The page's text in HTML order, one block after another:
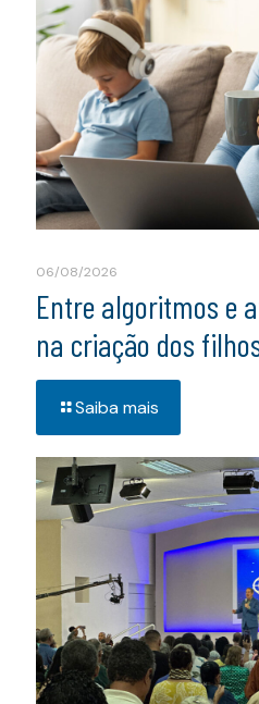
06/08/2026
Entre algoritmos e
na criação dos
Saiba mais